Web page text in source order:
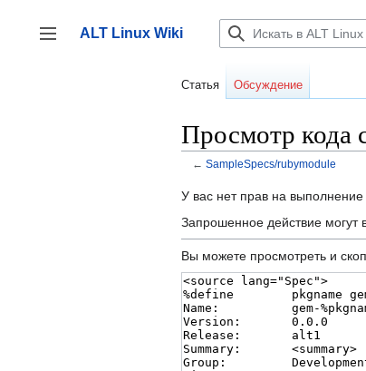
содержанию
Переключить боковую панель
ALT Linux Wiki
Статья Обсуждение
Просмотр кода
← SampleSpecs/rubymodule
У вас нет прав на
Запрошенное действие могут
Вы можете просмотреть и